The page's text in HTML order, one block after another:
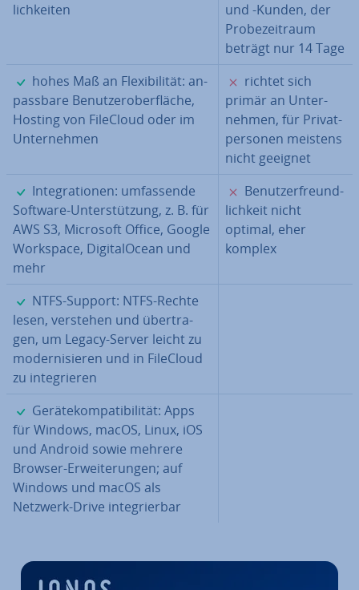
lich­kei­ten
und -Kunden, der
Pro­be­zeit­raum
beträgt nur 14 Tage
✓
hohes Maß an Fle­xi­bi­li­tät: an­
pass­ba­re Be­nut­zer­ober­flä­che,
Hosting von FileCloud oder im
Un­ter­neh­men
✗
richtet sich
primär an Un­ter­
neh­men, für Pri­vat­
per­so­nen meistens
nicht geeignet
✓
In­te­gra­tio­nen: um­fas­sen­de
Software-Un­ter­stüt­zung, z. B. für
AWS S3, Microsoft Office, Google
Workspace, Di­gi­talO­ce­an und
mehr
✗
Be­nut­zer­freund­
lich­keit nicht
optimal, eher
komplex
✓
NTFS-Support: NTFS-Rechte
lesen, verstehen und über­tra­
gen, um Legacy-Server leicht zu
mo­der­ni­sie­ren und in FileCloud
zu in­te­grie­ren
✓
Ge­rä­te­kom­pa­ti­bi­li­tät: Apps
für Windows, macOS, Linux, iOS
und Android sowie mehrere
Browser-Er­wei­te­run­gen; auf
Windows und macOS als
Netzwerk-Drive in­te­grier­bar